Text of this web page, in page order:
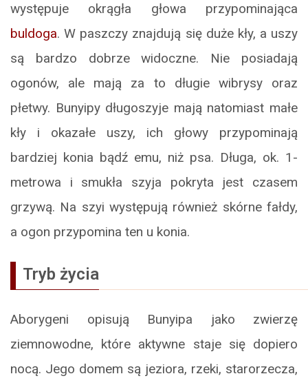
występuje okrągła głowa przypominająca
buldoga. W paszczy znajdują się duże kły, a uszy
są bardzo dobrze widoczne. Nie posiadają
ogonów, ale mają za to długie wibrysy oraz
płetwy. Bunyipy długoszyje mają natomiast małe
kły i okazałe uszy, ich głowy przypominają
bardziej konia bądź emu, niż psa. Długa, ok. 1-
metrowa i smukła szyja pokryta jest czasem
grzywą. Na szyi występują również skórne fałdy,
a ogon przypomina ten u konia.
Tryb życia
Aborygeni opisują Bunyipa jako zwierzę
ziemnowodne, które aktywne staje się dopiero
nocą. Jego domem są jeziora, rzeki, starorzecza,